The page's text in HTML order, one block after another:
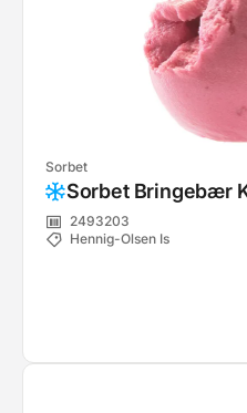
Sorbet
Sorbet Bringebær
2493203
Hennig-Olsen Is